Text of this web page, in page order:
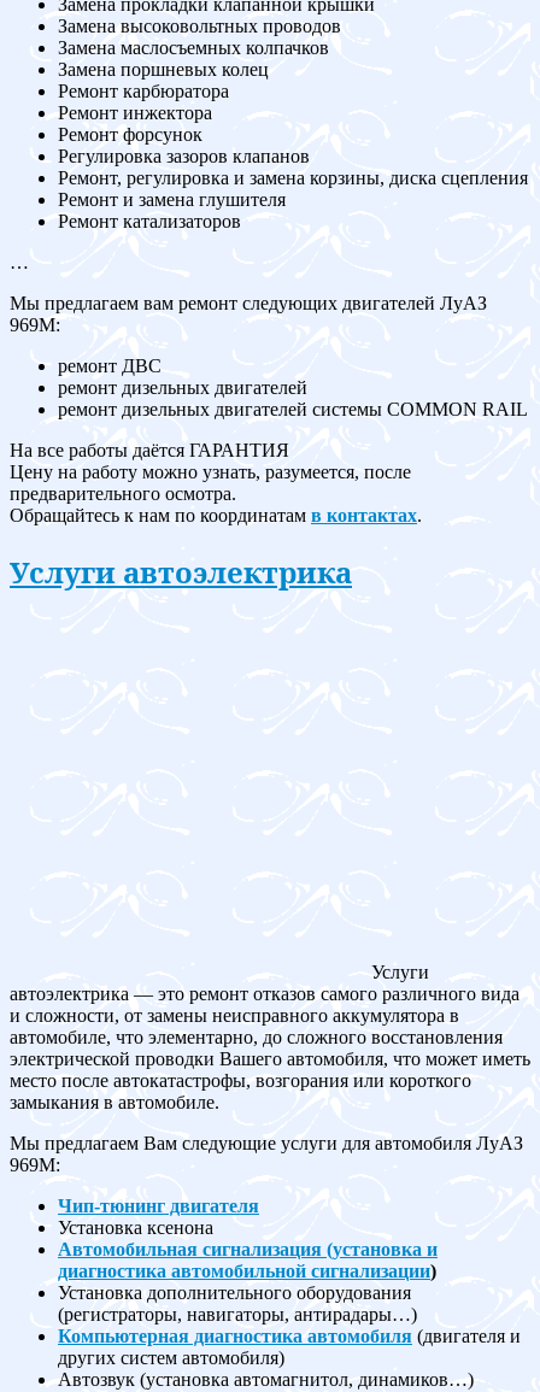
Замена прокладки клапанной крышки
Замена высоковольтных проводов
Замена маслосъемных колпачков
Замена поршневых колец
Ремонт карбюратора
Ремонт инжектора
Ремонт форсунок
Регулировка зазоров клапанов
Ремонт, регулировка и замена корзины, диска сцепления
Ремонт и замена глушителя
Ремонт катализаторов
…
Мы предлагаем вам ремонт следующих двигателей ЛуАЗ
969M:
ремонт ДВС
ремонт дизельных двигателей
ремонт дизельных двигателей системы COMMON RAIL
На все работы даётся ГАРАНТИЯ
Цену на работу можно узнать, разумеется, после
предварительного осмотра.
Обращайтесь к нам по координатам в контактах.
Услуги автоэлектрика
Услуги
автоэлектрика — это ремонт отказов самого различного вида
и сложности, от замены неисправного аккумулятора в
автомобиле, что элементарно, до сложного восстановления
электрической проводки Вашего автомобиля, что может иметь
место после автокатастрофы, возгорания или короткого
замыкания в автомобиле.
Мы предлагаем Вам следующие услуги для автомобиля ЛуАЗ
969M:
Чип-тюнинг двигателя
Установка ксенона
Автомобильная сигнализация (установка и
диагностика автомобильной сигнализации)
Установка дополнительного оборудования
(регистраторы, навигаторы, антирадары…)
Компьютерная диагностика автомобиля (двигателя и
других систем автомобиля)
Автозвук (установка автомагнитол, динамиков…)